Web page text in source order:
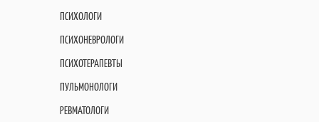
ПСИХОЛОГИ
ПСИХОНЕВРОЛОГИ
ПСИХОТЕРАПЕВТЫ
ПУЛЬМОНОЛОГИ
РЕВМАТОЛОГИ